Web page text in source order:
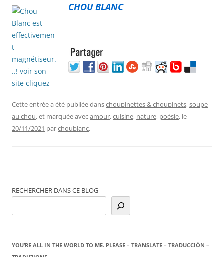
CHOU BLANC
Cette entrée a été publiée danschoupinettes & choupinets,soupe
au chou, et marquée avecamour,cuisine, nature, poésie, le
20/11/2021 parchoublanc.
RECHERCHER DANS CE BLOG
YOU’RE ALL IN THE WORLD TO ME. PLEASE – TRANSLATE – TRADUCCIÓN –